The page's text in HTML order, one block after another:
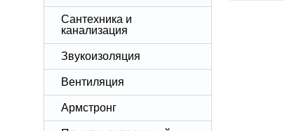
Сантехника и
канализация
Звукоизоляция
Вентиляция
Армстронг